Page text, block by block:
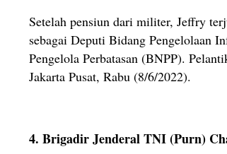
Setelah pensiun dari militer, Jeffry
sebagai Deputi Bidang Pengelolaan
Pengelola Perbatasan (BNPP).
Jakarta Pusat, Rabu (8/6/2022).
4. Brigadir Jenderal TNI (Purn)